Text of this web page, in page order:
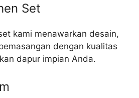
Set
kami menawarkan desain,
dengan kualitas
dapur impian Anda.